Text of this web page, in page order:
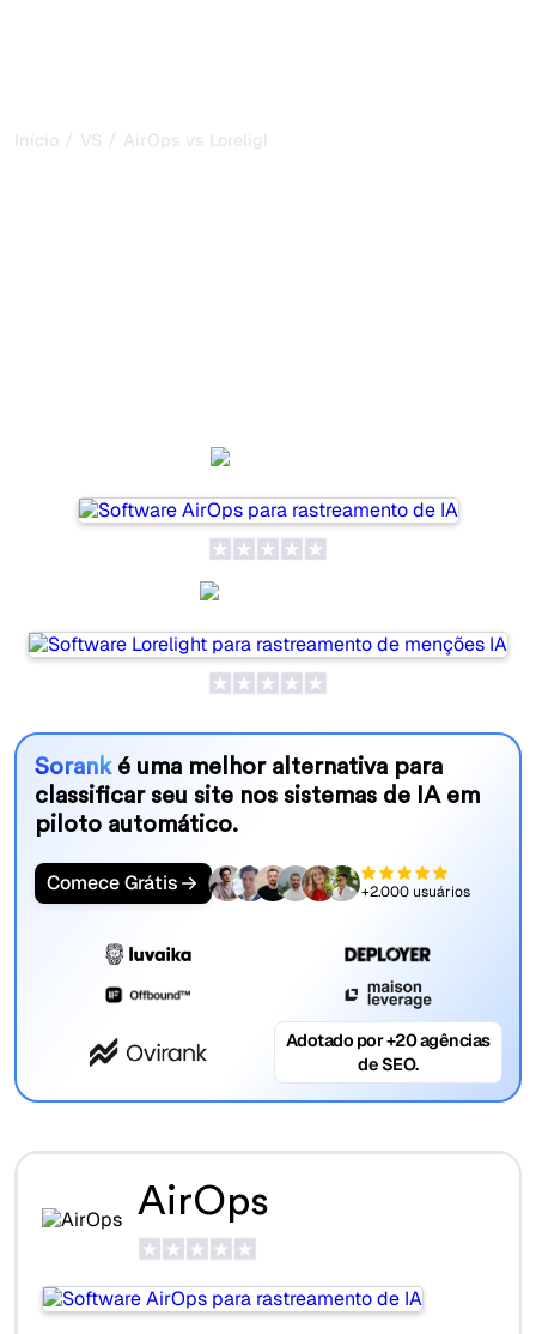
Início / VS / AirOps vs Lorelight
Sorank é uma melhor alternativa para
classificar seu site nos sistemas de IA em
piloto automático.
Comece Grátis +2.000 usuários
Adotado por +20 agências
de SEO.
AirOps